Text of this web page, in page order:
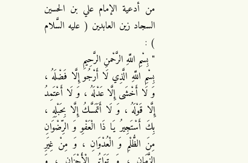
من أدعية الإمام علي بن الحسين
السجاد زين العابدين ( عليه السَّلام
) :
" بِسْمِ اللَّهِ الرَّحْمنِ الرَّحِيمِ
بِسْمِ اللَّهِ الَّذِي لَا أَرْجُو إِلَّا فَضْلَهُ ،
وَ لَا أَخْشَى إِلَّا عَدْلَهُ ، وَ لَا أَعْتَمِدُ
إِلَّا قَوْلَهُ ، وَ لَا أَتَمَسَّكُ إِلَّا بِحَبْلِهِ ،
بِكَ أَسْتَجِيرُ يَا ذَا الْعَفْوِ وَ الرِّضْوَانِ
مِنَ الظُّلْمِ وَ الْعُدْوَانِ ، وَ مِنْ غِيَرِ